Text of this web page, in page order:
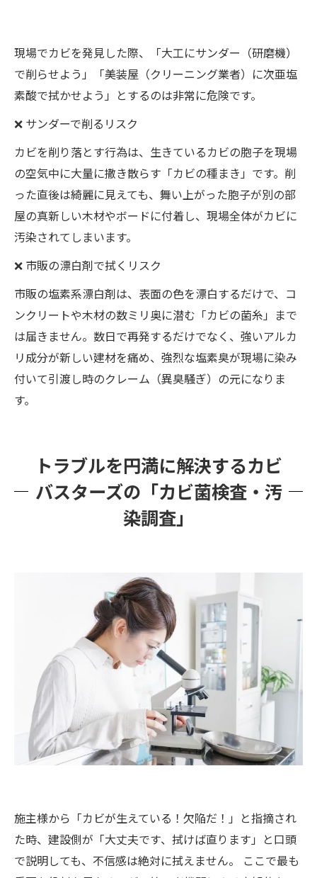
現場でカビを発見した際、「大工にサンダー（研磨機）
で削らせよう」「美装屋（クリーニング業者）に次亜塩
素酸で拭かせよう」とするのは非常に危険です。
❌ サンダーで削るリスク
カビを削り落とす行為は、生きているカビの胞子を現場
の空気中に大量に撒き散らす「カビの種まき」です。削
った直後は綺麗に見えても、舞い上がった胞子が別の部
屋の真新しい木材やボードに付着し、現場全体がカビに
汚染されてしまいます。
❌ 市販の漂白剤で拭くリスク
市販の塩素系漂白剤は、表面の色を漂白するだけで、コ
ンクリートや木材の数ミリ奥に潜む「カビの菌糸」まで
は届きません。数日で再発するだけでなく、強いアルカ
リ成分が新しい建材を痛め、強烈な塩素臭が現場に染み
付いて引渡し時のクレーム（異臭騒ぎ）の元になりま
す。
トラブルを円満に解決するカビ
バスターズの「カビ菌検査・汚
染調査」
施主様から「カビが生えている！欠陥だ！」と指摘され
た時、建設側が「大丈夫です、拭けば直ります」と口頭
で説明しても、不信感は絶対に拭えません。 ここで最も